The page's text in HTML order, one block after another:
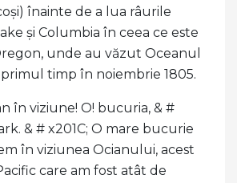
înainte de a lua râurile
și Columbia în ceea ce este
unde au văzut Oceanul
timp în noiembrie 1805.
în viziune! O! bucuria, & #
& # x201C; O mare bucurie
în viziunea Ocianului, acest
care am fost atât de